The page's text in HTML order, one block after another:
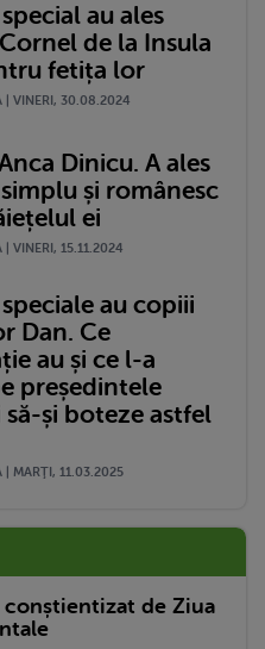
au ales
de la Insula
fetița lor
| VINERI, 30.08.2024
Dinicu. A ales
și românesc
ei
| VINERI, 15.11.2024
au copiii
Dan. Ce
au și ce l-a
președintele
să-și boteze astfel
| MARŢI, 11.03.2025
de Ziua